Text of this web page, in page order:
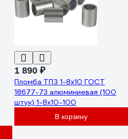
1 890 ₽
Пломба ТПЗ 1-8x10 ГОСТ
18677-73 алюминиевая (100
штук) 1-8х10-100
В корзину